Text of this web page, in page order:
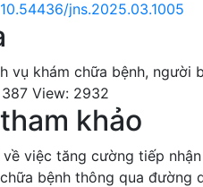
jns.2025.03.1005
vụ khám chữa bệnh, người
View: 2932
khảo
việc tăng cường tiếp
bệnh thông qua đường